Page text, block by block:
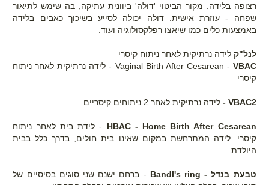
רצופה בלידה. מקור הביטוי 'דולה' ביוונית עתיקה, בה שימש לתיאור
שפחה - עוזרת אישית. דולה יכולה לסייע בשיכוך כאבים בלידה
באמצעות כלים כמו שיאצו רפלקסולוגיה ועוד.
לנל"קלידה נרתיקית לאחר ניתוח קיסרי
Vaginal Birth After Cesarean - VBAC
- לידה נרתיקית לאחר ניתוח
קיסרי
VBAC2 - לידה נרתיקית לאחר 2 ניתוחים קיסריים
HBAC - Home Birth After Cesarean - לידת בית לאחר ניתוח
קיסרי. לידה המתרחשת במקום שאינו בית חולים, בדרך כלל בבית
היולדת.
טבעת בנדל - Bandl's ring
- ברחם ישנם שני סוגים בסיסיים של
המדריך ללידה נרתיקית אחרי קיסרי -
בחינם!!!